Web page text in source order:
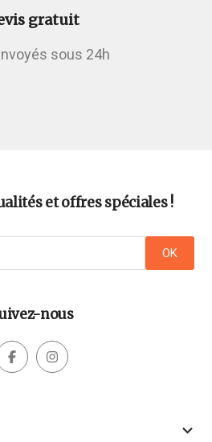
gratuit
sous 24h
et offres spéciales !
nous
 
